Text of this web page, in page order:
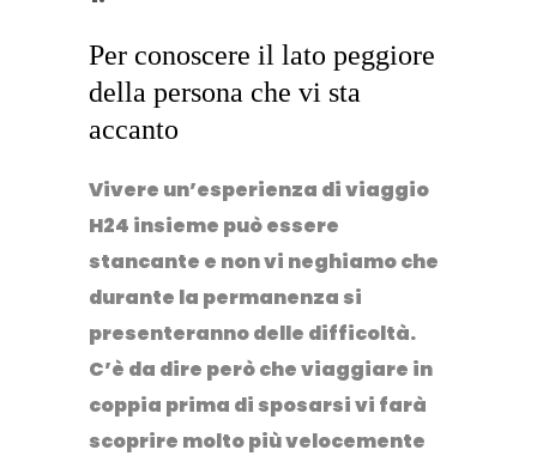
Per conoscere il lato peggiore
della persona che vi sta
accanto
Vivere un’esperienza di viaggio
H24 insieme può essere
stancante e non vi neghiamo che
durante la permanenza si
presenteranno delle difficoltà.
C’è da dire però che viaggiare in
coppia prima di sposarsi vi farà
scoprire molto più velocemente